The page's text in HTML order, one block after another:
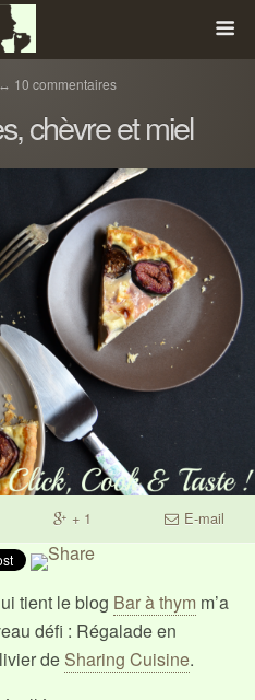
10 commentaires
chèvre et miel
+ 1 E-mail
tient le blog Bar à thym m’a
défi : Régalade en
de Sharing Cuisine.